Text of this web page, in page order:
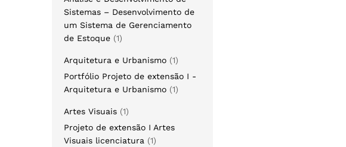
Sistemas – Desenvolvimento de
um Sistema de Gerenciamento
de Estoque
1
Arquitetura e Urbanismo
1
Portfólio Projeto de extensão I -
Arquitetura e Urbanismo
1
Artes Visuais
1
Projeto de extensão I Artes
Visuais licenciatura
1